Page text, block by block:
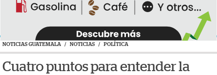
NOTICIAS GUATEMALA / NOTICIAS / POLÍTICA
Cuatro puntos para entender la